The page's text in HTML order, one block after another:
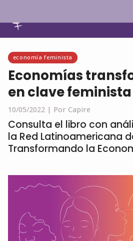
economía feminista
Economías
en clave feminista
10/05/2022 | Por Capire
Consulta el libro con
la Red Latinoamericana
Transformando la